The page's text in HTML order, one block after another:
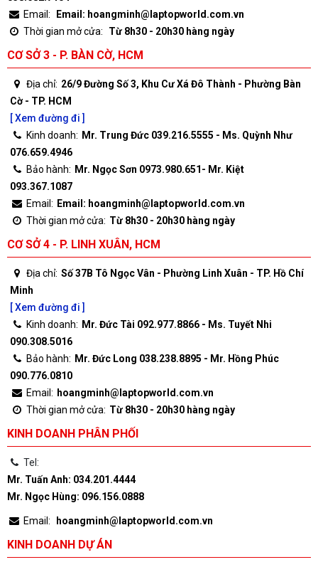
Email:
Email: hoangminh@laptopworld.com.vn
Thời gian mở cửa:
Từ 8h30 - 20h30 hàng ngày
CƠ SỞ 3 - P. BÀN CỜ, HCM
Địa chỉ: 26/9 Đường Số 3, Khu Cư Xá Đô Thành - Phường Bàn
Cờ - TP. HCM
[ Xem đường đi ]
Kinh doanh: Mr. Trung Đức 039.216.5555 - Ms. Quỳnh Như
076.659.4946
Bảo hành: Mr. Ngọc Sơn 0973.980.651- Mr. Kiệt
093.367.1087
Email: Email: hoangminh@laptopworld.com.vn
Thời gian mở cửa: Từ 8h30 - 20h30 hàng ngày
CƠ SỞ 4 - P. LINH XUÂN, HCM
Địa chỉ: Số 37B Tô Ngọc Vân - Phường Linh Xuân - TP. Hồ Chí
Minh
[ Xem đường đi ]
Kinh doanh: Mr. Đức Tài 092.977.8866 - Ms. Tuyết Nhi
090.308.5016
Bảo hành: Mr. Đức Long 038.238.8895 - Mr. Hồng Phúc
090.776.0810
Email: hoangminh@laptopworld.com.vn
Thời gian mở cửa: Từ 8h30 - 20h30 hàng ngày
KINH DOANH PHÂN PHỐI
Tel:
Mr. Tuấn Anh: 034.201.4444
Mr. Ngọc Hùng: 096.156.0888
Email: hoangminh@laptopworld.com.vn
KINH DOANH DỰ ÁN